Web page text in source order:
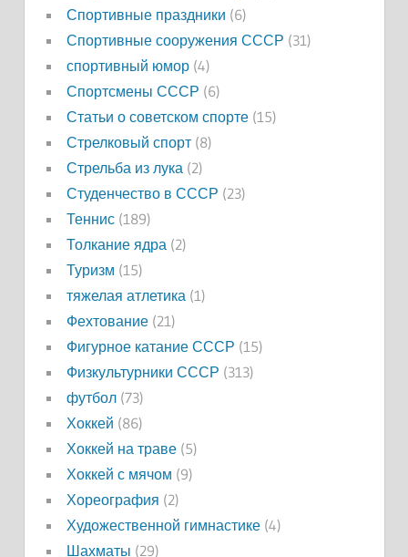
Спортивные праздники (6)
Спортивные сооружения СССР (31)
спортивный юмор(4)
Спортсмены СССР (6)
Статьи о советском спорте(15)
Стрелковый спорт(8)
Стрельба из лука (2)
Студенчество в СССР (23)
Теннис(189)
Толкание ядра (2)
Туризм (15)
тяжелая атлетика (1)
Фехтование(21)
Фигурное катание СССР (15)
Физкультурники СССР (313)
футбол(73)
Хоккей (86)
Хоккей на траве(5)
Хоккей с мячом (9)
Хореография (2)
Художественной гимнастике(4)
Шахматы (29)